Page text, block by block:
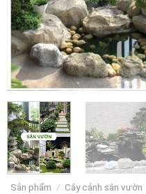
Sản phẩm / Cây cảnh sân vườn